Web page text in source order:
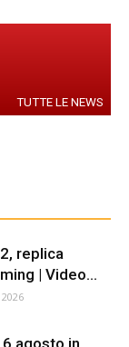
TUTTE LE NEWS
replica
| Video...